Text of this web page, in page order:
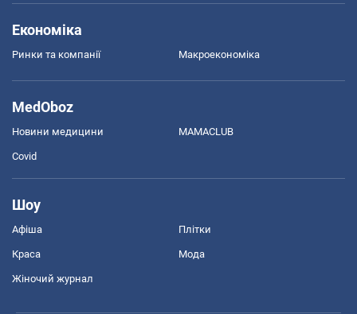
Економіка
Ринки та компанії Макроекономіка
MedOboz
Новини медицини MAMACLUB
Covid
Шоу
Афіша Плітки
Краса Мода
Жіночий журнал